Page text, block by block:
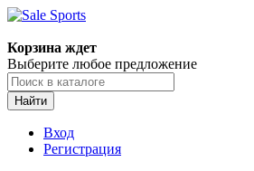
Корзина ждет
Выберите любое предложение
Найти
Вход
Регистрация